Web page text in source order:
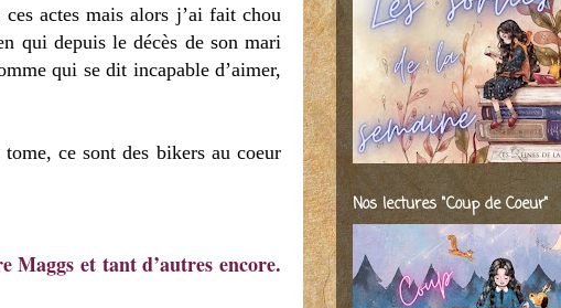
actes mais alors j’ai fait chou
qui depuis le décès de son mari
qui se dit incapable d’aimer,
ce sont des bikers au coeur
et tant d’autres encore.
Nos lectures "Coup de Coeur"